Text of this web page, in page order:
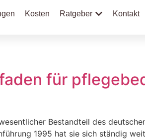
Kosten Ratgeber Kontakt
für
Bestandteil des
1995 hat sie sich ständig